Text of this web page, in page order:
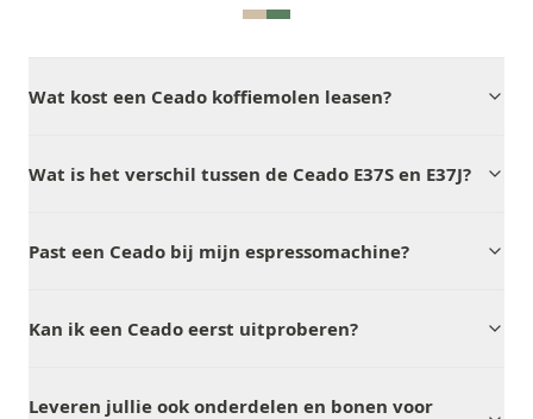
Wat kost een Ceado koffiemolen leasen?
Wat is het verschil tussen de Ceado E37S en E37J?
Past een Ceado bij mijn espressomachine?
Kan ik een Ceado eerst uitproberen?
Leveren jullie ook onderdelen en bonen voor